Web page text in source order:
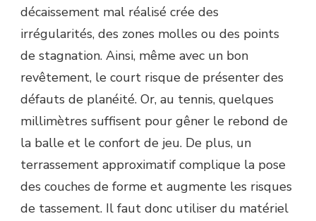
décaissement mal réalisé crée des
irrégularités, des zones molles ou des points
de stagnation. Ainsi, même avec un bon
revêtement, le court risque de présenter des
défauts de planéité. Or, au tennis, quelques
millimètres suffisent pour gêner le rebond de
la balle et le confort de jeu. De plus, un
terrassement approximatif complique la pose
des couches de forme et augmente les risques
de tassement. Il faut donc utiliser du matériel